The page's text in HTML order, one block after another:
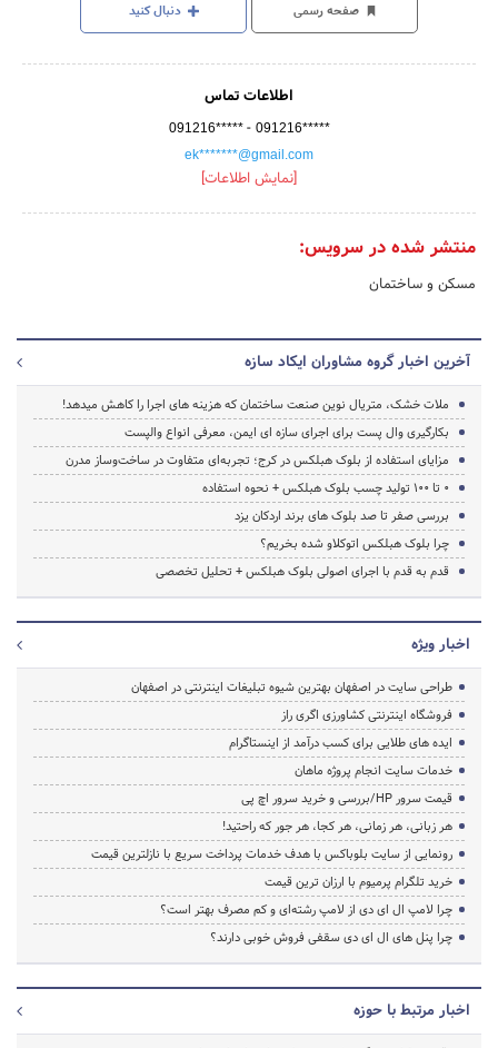
صفحه رسمی دنبال کنید
اطلاعات تماس
091216***** - 091216*****
ek*******@gmail.com
[نمایش اطلاعات]
منتشر شده در سرویس:
مسکن و ساختمان
آخرین اخبار گروه مشاوران ایکاد سازه
ملات خشک، متریال نوین صنعت ساختمان که هزینه‌ های اجرا را کاهش میدهد!
بکارگیری وال پست برای اجرای سازه ای ایمن، معرفی انواع والپست
مزایای استفاده از بلوک هبلکس در کرج؛ تجربه‌ای متفاوت در ساخت‌وساز مدرن
0 تا 100 تولید چسب بلوک هبلکس + نحوه استفاده
بررسی صفر تا صد بلوک های برند اردکان یزد
چرا بلوک هبلکس اتوکلاو شده بخریم؟
قدم به قدم با اجرای اصولی بلوک هبلکس + تحلیل تخصصی
اخبار ویژه
طراحی سایت در اصفهان بهترین شیوه تبلیغات اینترنتی در اصفهان
فروشگاه اینترنتی کشاورزی اگری راز
ایده های طلایی برای کسب درآمد از اینستاگرام
خدمات سایت انجام پروژه ماهان
قیمت سرور HP/بررسی و خرید سرور اچ پی
هر زبانی، هر زمانی، هر کجا، هر جور که راحتید!
رونمایی از سایت بلوباکس با هدف خدمات پرداخت سریع با نازلترین قیمت
خرید تلگرام پرمیوم با ارزان ترین قیمت
چرا لامپ ال ای دی از لامپ رشته‌ای و کم مصرف بهتر است؟
چرا پنل های ال ای دی سقفی فروش خوبی دارند؟
اخبار مرتبط با حوزه